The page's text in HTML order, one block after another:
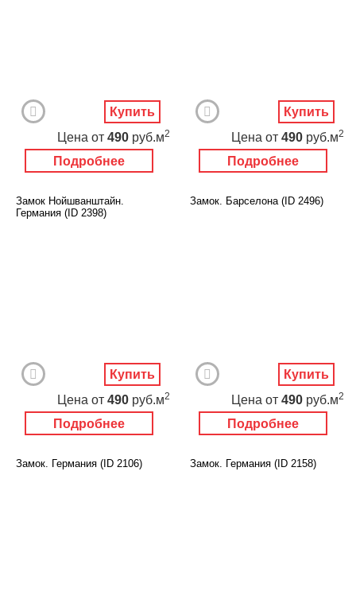
Подробнее
Цена от 490 руб.м2
Купить
Подробнее
Цена от 490 руб.м2
Купить
Замок Нойшванштайн.
Германия (ID 2398)
Подробнее
Цена от 490 руб.м2
Купить
Замок. Барселона (ID 2496)
Подробнее
Цена от 490 руб.м2
Купить
Замок. Германия (ID 2106) Замок. Германия (ID 2158)